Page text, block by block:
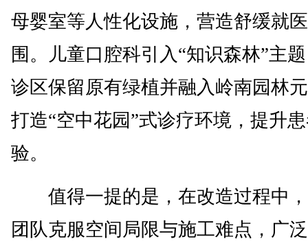
母婴室等人性化设施，营造舒缓就
围。儿童口腔科引入“知识森林”主
诊区保留原有绿植并融入岭南园林
打造“空中花园”式诊疗环境，提升
验。
值得一提的是，在改造过程中
团队克服空间局限与施工难点，广